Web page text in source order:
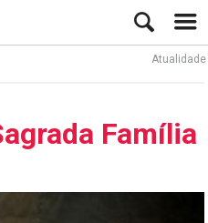
Atualidade
Família